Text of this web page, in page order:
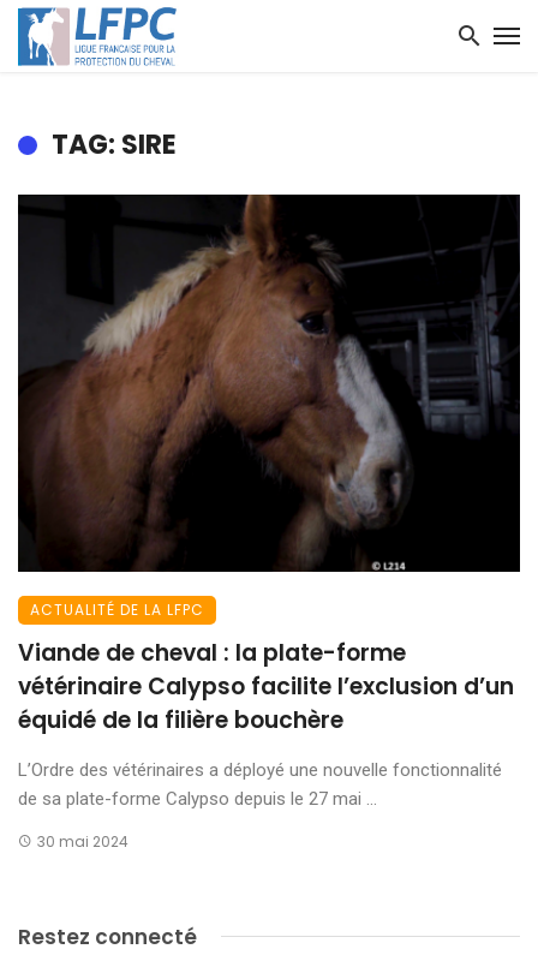
TAG: SIRE
ACTUALITÉ DE LA LFPC
Viande de cheval : la plate-forme
vétérinaire Calypso facilite l’exclusion d’un
équidé de la filière bouchère
L’Ordre des vétérinaires a déployé une nouvelle fonctionnalité
de sa plate-forme Calypso depuis le 27 mai ...
30 mai 2024
Restez connecté